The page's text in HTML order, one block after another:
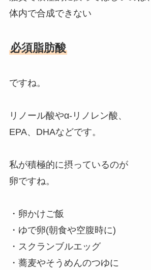
体内で合成できない
必須脂肪酸
ですね。
リノール酸やα-リノレン酸、
EPA、DHAなどです。
私が積極的に摂っているのが
卵ですね。
・卵かけご飯
・ゆで卵(朝食や空腹時に)
・スクランブルエッグ
・蕎麦やそうめんのつゆに